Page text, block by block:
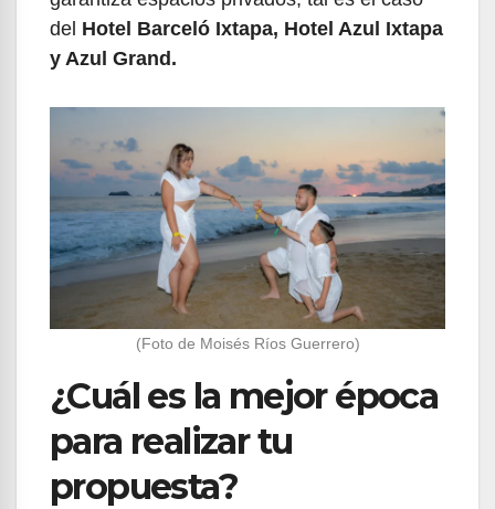
del Hotel Barceló Ixtapa, Hotel Azul Ixtapa
y Azul Grand.
(Foto de Moisés Ríos Guerrero)
¿Cuál es la mejor época
para realizar tu
propuesta?